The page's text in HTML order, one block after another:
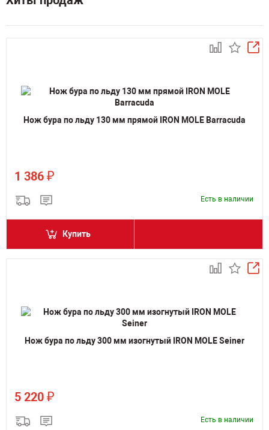
Нож бура по льду 130 мм прямой IRON MOLE Barracuda
1 386 ₽
Есть в наличии
Купить
Нож бура по льду 300 мм изогнутый IRON MOLE Seiner
5 220 ₽
Есть в наличии